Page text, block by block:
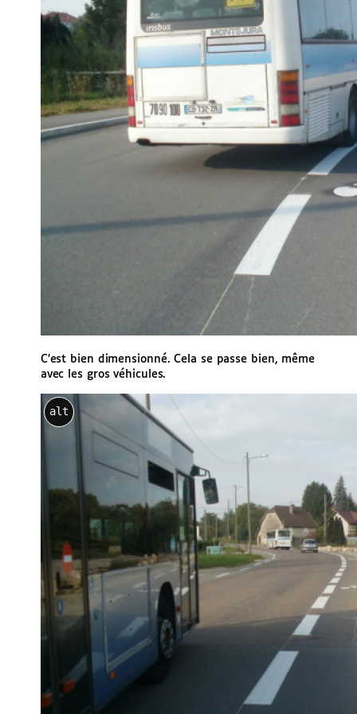
C’est bien dimensionné. Cela se passe bien, même
avec les gros véhicules.
alt